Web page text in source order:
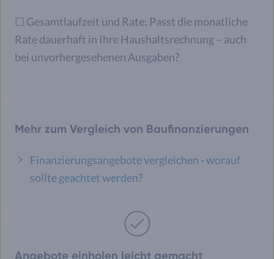
☐ Gesamtlaufzeit und Rate: Passt die monatliche
Rate dauerhaft in Ihre Haushaltsrechnung – auch
bei unvorhergesehenen Ausgaben?
Mehr zum Vergleich von Baufinanzierungen
Finanzierungsangebote vergleichen - worauf
sollte geachtet werden?
Angebote einholen leicht gemacht